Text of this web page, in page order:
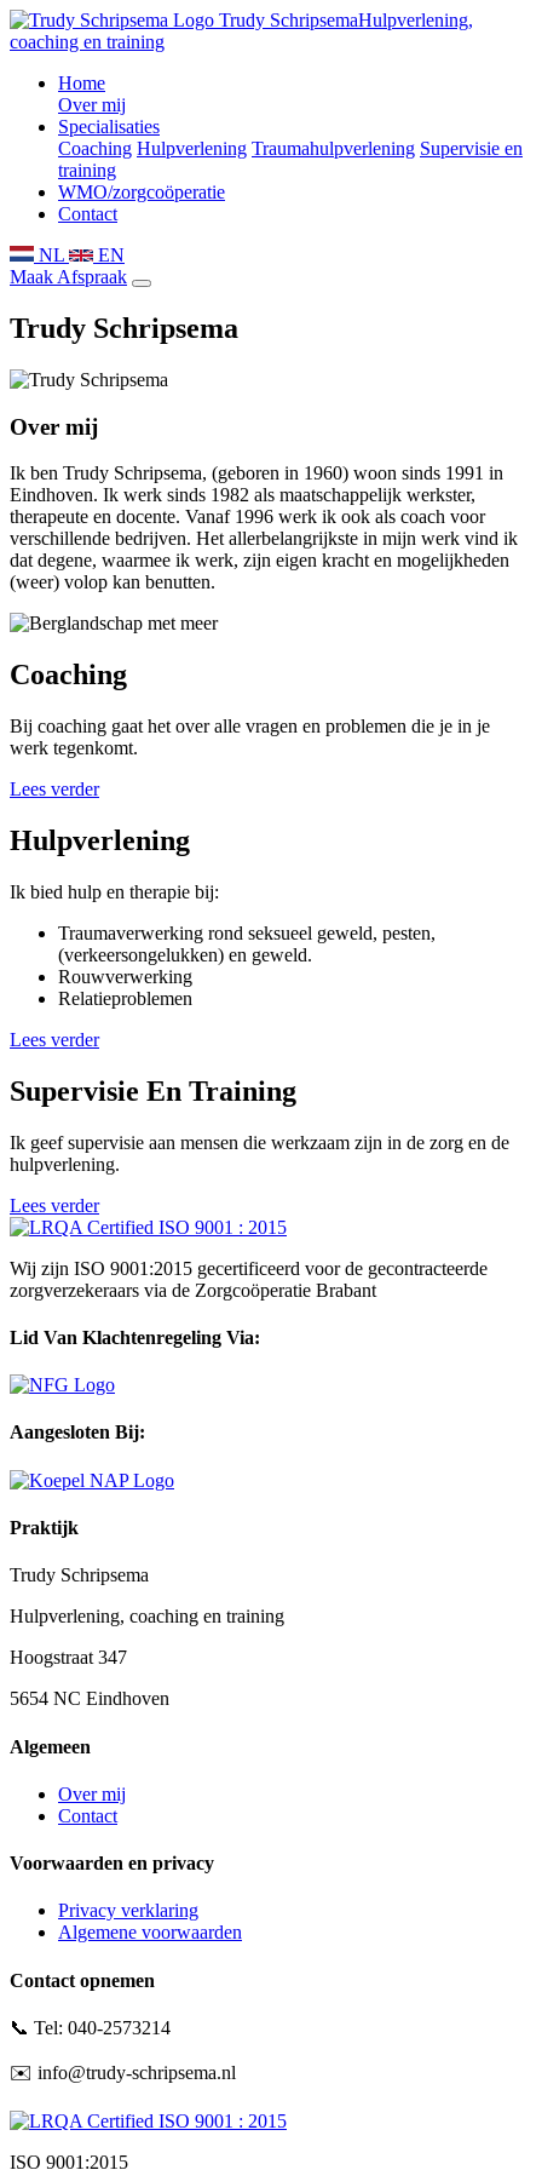
Trudy SchripsemaHulpverlening,
coaching en training
Home
Over mij
Specialisaties
Coaching Hulpverlening Traumahulpverlening Supervisie en
training
WMO/zorgcoöperatie
Contact
NL
EN
Maak Afspraak
Trudy Schripsema
Over mij
Ik ben Trudy Schripsema, (geboren in 1960) woon sinds 1991 in
Eindhoven. Ik werk sinds 1982 als maatschappelijk werkster,
therapeute en docente. Vanaf 1996 werk ik ook als coach voor
verschillende bedrijven. Het allerbelangrijkste in mijn werk vind ik
dat degene, waarmee ik werk, zijn eigen kracht en mogelijkheden
(weer) volop kan benutten.
Coaching
Bij coaching gaat het over alle vragen en problemen die je in je
werk tegenkomt.
Lees verder
Hulpverlening
Ik bied hulp en therapie bij:
Traumaverwerking rond seksueel geweld, pesten,
(verkeersongelukken) en geweld.
Rouwverwerking
Relatieproblemen
Lees verder
Supervisie En Training
Ik geef supervisie aan mensen die werkzaam zijn in de zorg en de
hulpverlening.
Lees verder
Wij zijn ISO 9001:2015 gecertificeerd voor de gecontracteerde
zorgverzekeraars via de Zorgcoöperatie Brabant
Lid Van Klachtenregeling Via:
Aangesloten Bij:
Praktijk
Trudy Schripsema
Hulpverlening, coaching en training
Hoogstraat 347
5654 NC Eindhoven
Algemeen
Over mij
Contact
Voorwaarden en privacy
Privacy verklaring
Algemene voorwaarden
Contact opnemen
📞 Tel: 040-2573214
✉️ info@trudy-schripsema.nl
ISO 9001:2015